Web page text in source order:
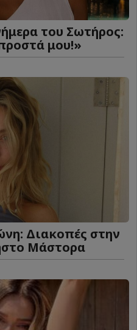
του Σωτήρος:
μου!»
Διακοπές στην
Μάστορα